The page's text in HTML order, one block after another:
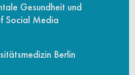
Gesundheit und
Social Media
Berlin